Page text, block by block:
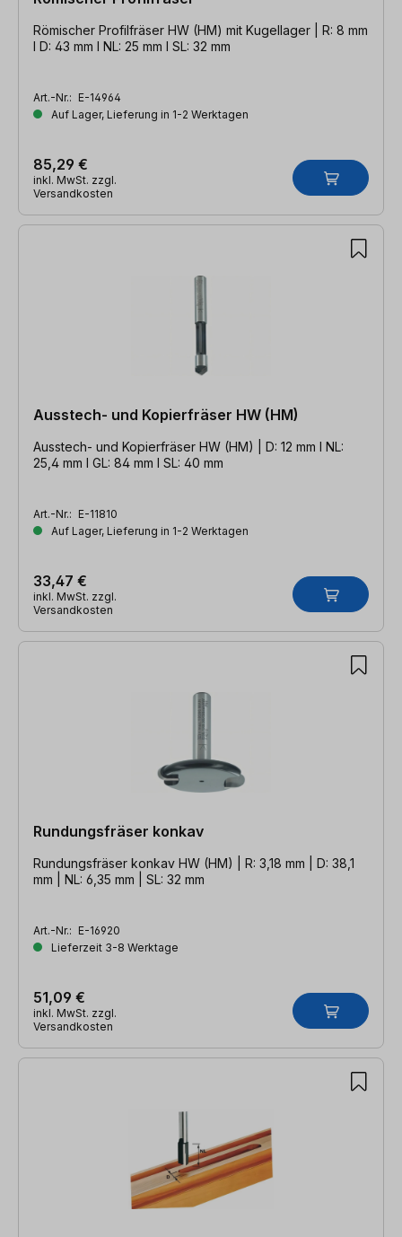
Römischer Profilfräser HW (HM) mit Kugellager | R: 8 mm
l D: 43 mm l NL: 25 mm l SL: 32 mm
Art.-Nr.: E-14964
Auf Lager, Lieferung in 1-2 Werktagen
85,29 €
inkl. MwSt. zzgl.
Versandkosten
Ausstech- und Kopierfräser HW (HM)
Ausstech- und Kopierfräser HW (HM) | D: 12 mm l NL:
25,4 mm l GL: 84 mm l SL: 40 mm
Art.-Nr.: E-11810
Auf Lager, Lieferung in 1-2 Werktagen
33,47 €
inkl. MwSt. zzgl.
Versandkosten
Rundungsfräser konkav
Rundungsfräser konkav HW (HM) | R: 3,18 mm | D: 38,1
mm | NL: 6,35 mm | SL: 32 mm
Art.-Nr.: E-16920
Lieferzeit 3-8 Werktage
51,09 €
inkl. MwSt. zzgl.
Versandkosten